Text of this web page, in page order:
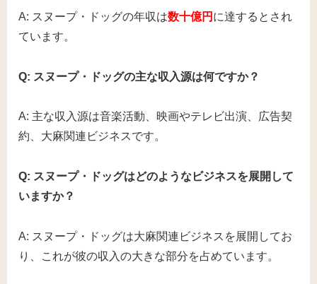
A: スヌープ・ドッグの年収は数十億円 に達するとされ
ています。
Q: スヌープ・ドッグの主な収入源は何ですか？
A: 主な収入源は音楽活動、映画やテレビ出演、広告契
約、大麻関連ビジネスです。
Q: スヌープ・ドッグはどのようなビジネスを展開して
いますか？
A: スヌープ・ドッグは大麻関連ビジネスを展開してお
り、これが彼の収入の大きな部分を占めています。